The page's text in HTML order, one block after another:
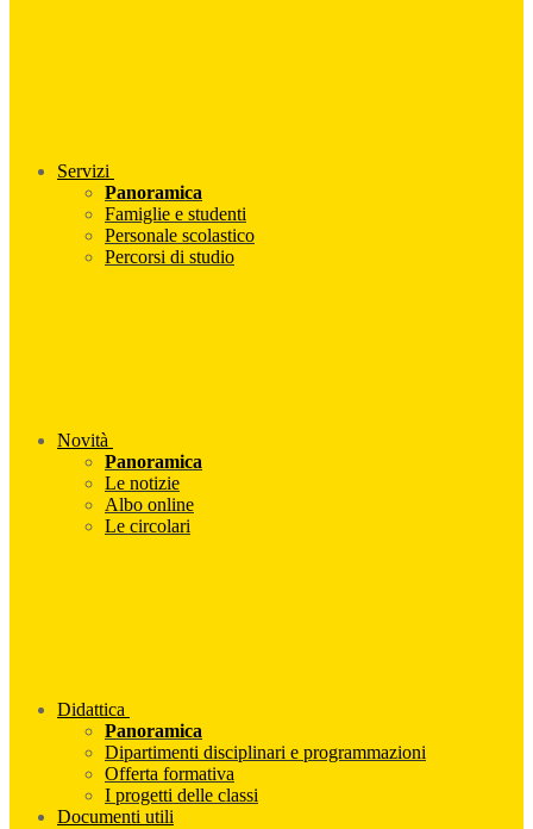
Servizi
Panoramica
Famiglie e studenti
Personale scolastico
Percorsi di studio
Novità
Panoramica
Le notizie
Albo online
Le circolari
Didattica
Panoramica
Dipartimenti disciplinari e programmazioni
Offerta formativa
I progetti delle classi
Documenti utili